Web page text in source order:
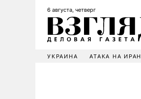
6 августа, четверг
УКРАИНА АТАКА НА ИРАН